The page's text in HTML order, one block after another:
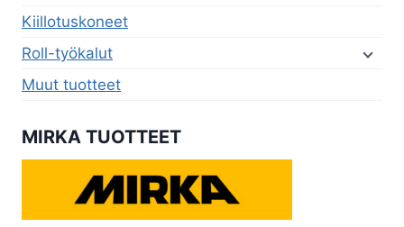
Kiillotuskoneet
Roll-työkalut
Muut tuotteet
MIRKA TUOTTEET